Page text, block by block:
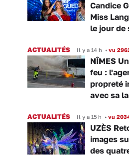
Candice
Miss
le jour de
ACTUALITÉS Il y a 14 h • vu
NÎMES
feu :
propreté
avec sa
ACTUALITÉS Il y a 15 h • vu
UZÈS
images
des